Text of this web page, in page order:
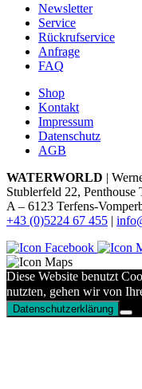
Newsletter
Service
Rückrufservice
Anfrage
FAQ
Shop
Kontakt
Impressum
Datenschutz
AGB
WATERWORLD |
Stublerfeld 22, Penthouse
A – 6123 Terfens-
+43 (0)5224 67 455 |
Diese Website benutzt
nutzten, gehen wir von
Datenschutzerklärung